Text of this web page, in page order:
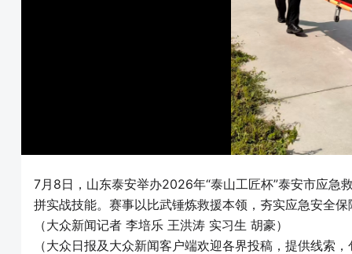
7月8日，山东泰安举办2026年“泰山工匠杯”泰安市应急
拼实战技能。赛事以比武锤炼救援本领，夯实应急安全
（大众新闻记者 李培乐 王洪涛 实习生 胡豪）
（大众日报及大众新闻客户端欢迎各界投稿，提供线索